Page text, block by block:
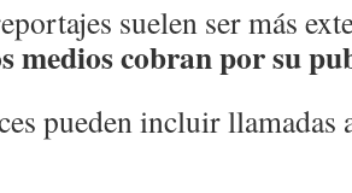
suelen ser más
medios cobran por su
pueden incluir llamadas